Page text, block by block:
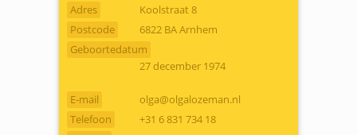
Adres
Koolstraat 8
Postcode
6822 BA Arnhem
Geboortedatum
27 december 1974
E-mail
olga@olgalozeman.nl
Telefoon
+31 6 831 734 18